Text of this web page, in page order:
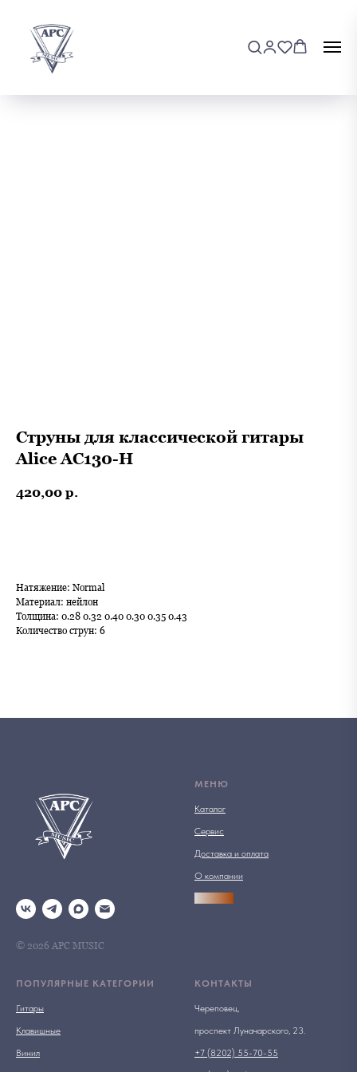
Струны для классической гитары
Alice AС130-H
420,00 р.
Натяжение: Normal
Материал: нейлон
Толщина: 0.28 0.32 0.40 0.30 0.35 0.43
Количество струн: 6
© 2026 АРС MUSIC
МЕНЮ
Каталог
Сервис
Доставка и оплата
О компании
ПОПУЛЯРНЫЕ КАТЕГОРИИ
Гитары
Клавишные
Винил
КОНТАКТЫ
Череповец,
проспект Луначарского, 23.
+7 (8202) 55-70-55